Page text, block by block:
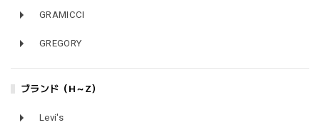
GRAMICCI
GREGORY
ブランド（H～Z）
Levi's